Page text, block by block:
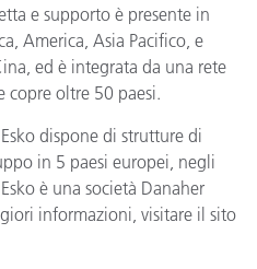
e supporto è presente in
America, Asia Pacifico, e
ed è integrata da una rete
copre oltre 50 paesi.
dispone di strutture di
in 5 paesi europei, negli
è una società Danaher
informazioni, visitare il sito